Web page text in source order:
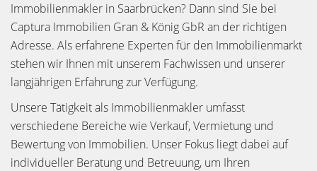
Immobilienmakler in Saarbrücken? Dann sind Sie bei
Captura Immobilien Gran & König GbR an der richtigen
Adresse. Als erfahrene Experten für den Immobilienmarkt
stehen wir Ihnen mit unserem Fachwissen und unserer
langjährigen Erfahrung zur Verfügung.
Unsere Tätigkeit als Immobilienmakler umfasst
verschiedene Bereiche wie Verkauf, Vermietung und
Bewertung von Immobilien. Unser Fokus liegt dabei auf
individueller Beratung und Betreuung, um Ihren